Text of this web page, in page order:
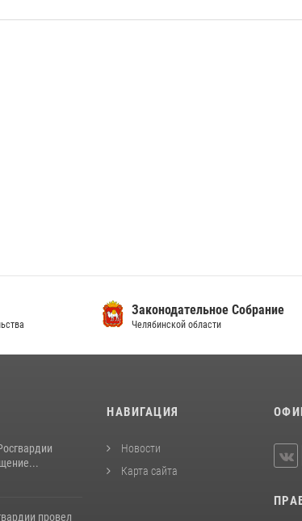
Законодательное Собрание
Челябинской области
провел
НАВИГАЦИЯ
Новости
Карта сайта